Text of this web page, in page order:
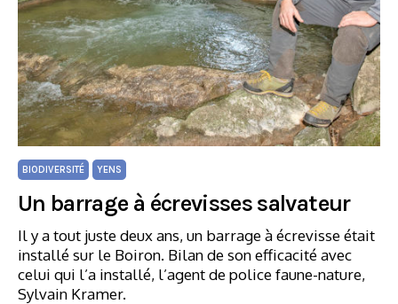
BIODIVERSITÉ YENS
Un barrage à écrevisses salvateur
Il y a tout juste deux ans, un barrage à écrevisse était
installé sur le Boiron. Bilan de son efficacité avec
celui qui l’a installé, l’agent de police faune-nature,
Sylvain Kramer.